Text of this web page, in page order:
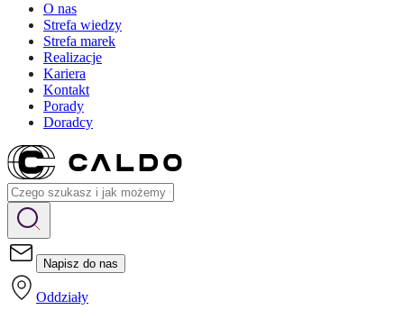
O nas
Strefa wiedzy
Strefa marek
Realizacje
Kariera
Kontakt
Porady
Doradcy
Napisz do nas
Oddziały